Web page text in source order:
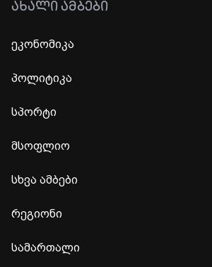
ᲐᲮᲐᲚᲘ ᲐᲛᲑᲔᲑᲘ
ეკონომიკა
პოლიტიკა
სპორტი
მსოფლიო
სხვა ამბები
რეგიონი
სამართალი